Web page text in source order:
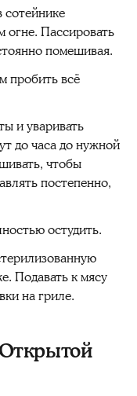
сотейнике
огне. Пассировать
помешивая.
пробить всё
и уваривать
до часа до нужной
чтобы
постепенно,
остудить.
Подавать к мясу
на гриле.